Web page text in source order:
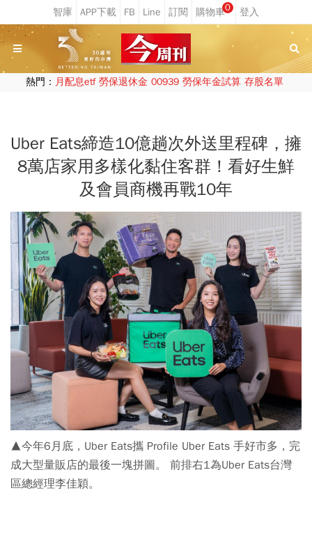
0
熱門： 月配息etf 勞保退休金 00939 勞保年金試算 存股名單
Uber Eats締造10億趟次外送里程碑，擁
8萬店家用多樣化黏住客群！看好生鮮
及會員商機再戰10年
▲今年6月底，Uber Eats攜 Profile Uber Eats 手好市多，完
成大型量販店的最後一塊拼圖。 前排右1為Uber Eats台灣
區總經理李佳穎。